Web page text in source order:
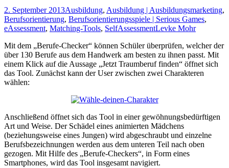
2. September 2013Ausbildung, Ausbildung | Ausbildungsmarketing,
Berufsorientierung, Berufsorientierungsspiele | Serious Games,
eAssessment, Matching-Tools, SelfAssessmentLevke Mohr
Mit dem „Berufe-Checker“ können Schüler überprüfen, welcher der
über 130 Berufe aus dem Handwerk am besten zu ihnen passt. Mit
einem Klick auf die Aussage „Jetzt Traumberuf finden“ öffnet sich
das Tool. Zunächst kann der User zwischen zwei Charakteren
wählen:
Anschließend öffnet sich das Tool in einer gewöhnungsbedürftigen
Art und Weise. Der Schädel eines animierten Mädchens
(beziehungsweise eines Jungen) wird abgeschraubt und einzelne
Berufsbezeichnungen werden aus dem unteren Teil nach oben
gezogen. Mit Hilfe des „Berufe-Checkers“, in Form eines
Smartphones, wird das Tool insgesamt navigiert.